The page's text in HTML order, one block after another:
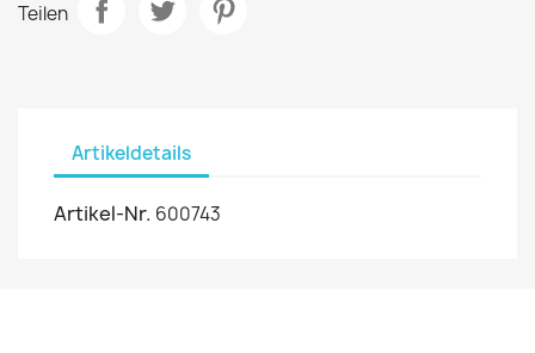
Teilen
Artikeldetails
Artikel-Nr. 600743